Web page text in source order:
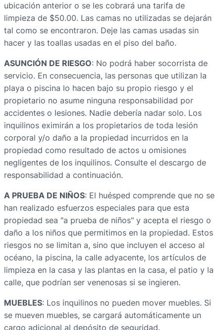
ubicación anterior o se les cobrará una tarifa de
limpieza de $50.00. Las camas no utilizadas se dejarán
tal como se encontraron. Deje las camas usadas sin
hacer y las toallas usadas en el piso del baño.
ASUNCIÓN DE RIESGO: No podrá haber socorrista de
servicio. En consecuencia, las personas que utilizan la
playa o piscina lo hacen bajo su propio riesgo y el
propietario no asume ninguna responsabilidad por
accidentes o lesiones. Nadie debería nadar solo. Los
inquilinos eximirán a los propietarios de toda lesión
corporal y/o daño a la propiedad incurridos en la
propiedad como resultado de actos u omisiones
negligentes de los inquilinos. Consulte el descargo de
responsabilidad a continuación.
A PRUEBA DE NIÑOS: El huésped comprende que no se
han realizado esfuerzos especiales para que esta
propiedad sea "a prueba de niños" y acepta el riesgo o
daño a los niños que permitimos en la propiedad. Estos
riesgos no se limitan a, sino que incluyen el acceso al
océano, la piscina, la calle adyacente, los artículos de
limpieza en la casa y las plantas en la casa, el patio y la
calle, que podrían ser venenosas si se ingieren.
MUEBLES: Los inquilinos no pueden mover muebles. Si
se mueven muebles, se cargará automáticamente un
cargo adicional al depósito de seguridad.